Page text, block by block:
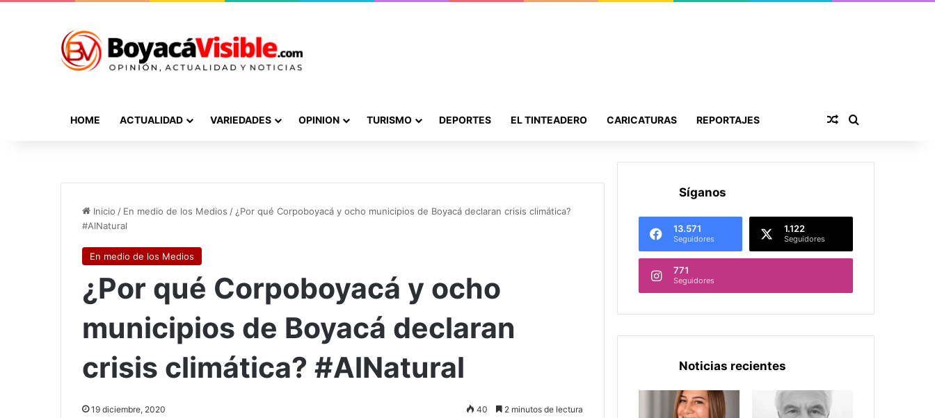
HOME ACTUALIDAD VARIEDADES OPINION TURISMO DEPORTES EL TINTEADERO CARICATURAS REPORTAJES Publicación al
Inicio / En medio de los Medios / ¿Por qué Corpoboyacá y ocho municipios de Boyacá declaran crisis climática?
#AlNatural
En medio de los Medios
¿Por qué Corpoboyacá y ocho
municipios de Boyacá declaran
crisis climática? #AlNatural
19 diciembre, 2020 40 2 minutos de lectura
Síganos
13.571
Seguidores
1.122
Seguidores
771
Seguidores
Noticias recientes